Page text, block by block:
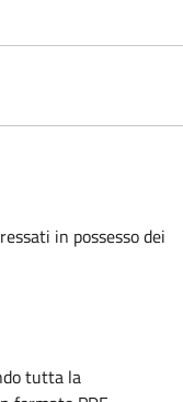
in possesso dei
tutta la